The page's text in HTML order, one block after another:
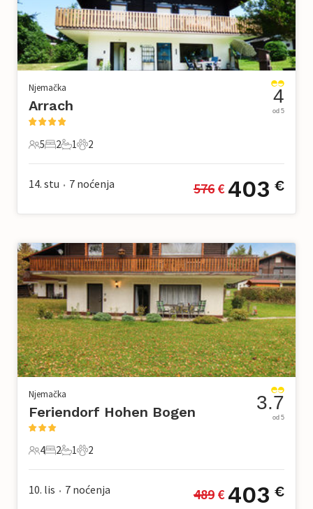
Njemačka
Arrach
5 Gosti
5
2 Spavaće sobe
2
1 Kupaonica
1
2 Kućni ljubimac
2
4
od 5
14. stu • 7 noćenja 576 € 403 €
Njemačka
Feriendorf Hohen Bogen
4 Gosti
4
2 Spavaće sobe
2
1 Kupaonica
1
2 Kućni ljubimac
2
3.7
od 5
10. lis • 7 noćenja 489 € 403 €